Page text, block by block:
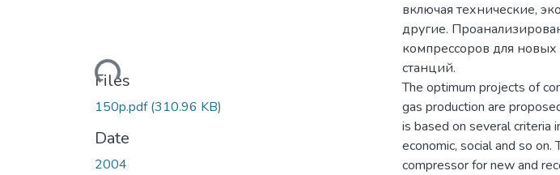
Loading...
Files
150p.pdf(310.96 KB)
Date
2004
включая технические,
другие.
компрессоров для
станций.
The optimum projects of
gas production are
is based on several criteria
economic, social and so
compressor for new and